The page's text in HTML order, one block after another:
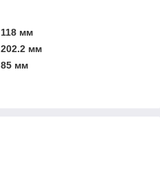
118 мм
202.2 мм
85 мм